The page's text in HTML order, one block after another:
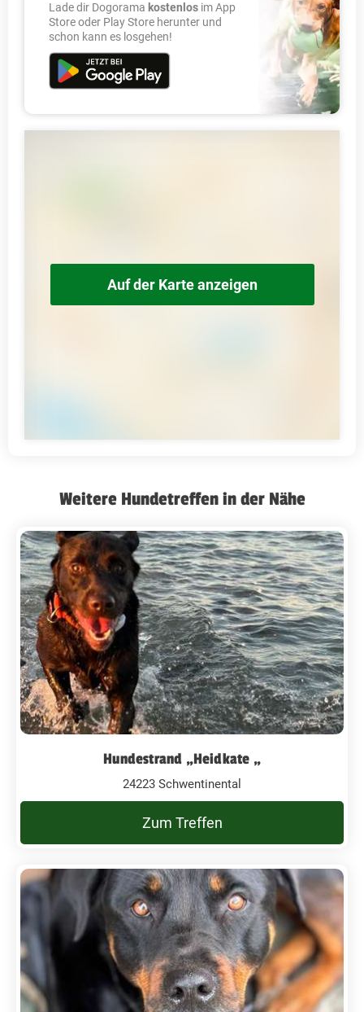
Lade dir Dogorama kostenlos im App
Store oder Play Store herunter und
schon kann es losgehen!
Auf der Karte anzeigen
Weitere Hundetreffen in der Nähe
Hundestrand „Heidkate „
24223 Schwentinental
Zum Treffen